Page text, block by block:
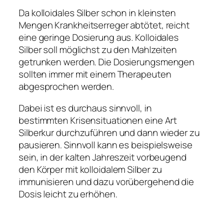
Da kolloidales Silber schon in kleinsten
Mengen Krankheitserreger abtötet, reicht
eine geringe Dosierung aus. Kolloidales
Silber soll möglichst zu den Mahlzeiten
getrunken werden. Die Dosierungsmengen
sollten immer mit einem Therapeuten
abgesprochen werden.
Dabei ist es durchaus sinnvoll, in
bestimmten Krisensituationen eine Art
Silberkur durchzuführen und dann wieder zu
pausieren. Sinnvoll kann es beispielsweise
sein, in der kalten Jahreszeit vorbeugend
den Körper mit kolloidalem Silber zu
immunisieren und dazu vorübergehend die
Dosis leicht zu erhöhen.